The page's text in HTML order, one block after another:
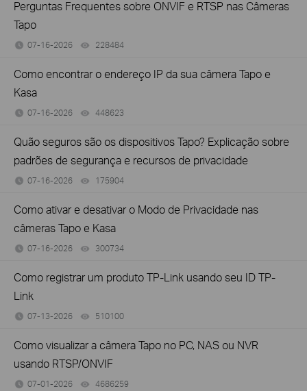
Perguntas Frequentes sobre ONVIF e RTSP nas Câmeras
Tapo
07-16-2026 228484
Como encontrar o endereço IP da sua câmera Tapo e
Kasa
07-16-2026 448623
Quão seguros são os dispositivos Tapo? Explicação sobre
padrões de segurança e recursos de privacidade
07-16-2026 175904
Como ativar e desativar o Modo de Privacidade nas
câmeras Tapo e Kasa
07-16-2026 300734
Como registrar um produto TP-Link usando seu ID TP-
Link
07-13-2026 510100
Como visualizar a câmera Tapo no PC, NAS ou NVR
usando RTSP/ONVIF
07-01-2026 4686259